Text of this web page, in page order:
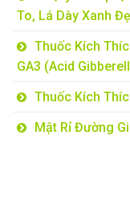
To, Lá Dày Xanh
Thuốc Kích
GA3 (Acid
Thuốc Kích
Mật Rỉ Đường